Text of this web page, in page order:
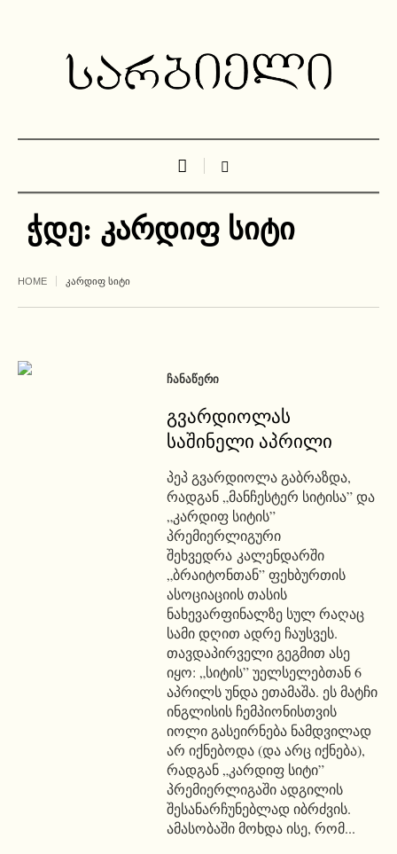
ჭდე: კარდიფ სიტი
HOME ᲙᲐᲠᲓᲘᲤ ᲡᲘᲢᲘ
ᲩᲐᲜᲐᲬᲔᲠᲘ
გვარდიოლას
საშინელი აპრილი
პეპ გვარდიოლა გაბრაზდა,
რადგან „მანჩესტერ სიტისა” და
„კარდიფ სიტის”
პრემიერლიგური
შეხვედრა კალენდარში
„ბრაიტონთან” ფეხბურთის
ასოციაციის თასის
ნახევარფინალზე სულ რაღაც
სამი დღით ადრე ჩაუსვეს.
თავდაპირველი გეგმით ასე
იყო: „სიტის” უელსელებთან 6
აპრილს უნდა ეთამაშა. ეს მატჩი
ინგლისის ჩემპიონისთვის
იოლი გასეირნება ნამდვილად
არ იქნებოდა (და არც იქნება),
რადგან „კარდიფ სიტი”
პრემიერლიგაში ადგილის
შესანარჩუნებლად იბრძვის.
ამასობაში მოხდა ისე, რომ...